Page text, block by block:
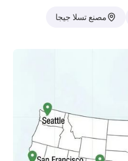
مصنع تسلا جيجا